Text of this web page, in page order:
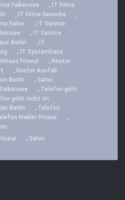
Falkensee , IT Firma
, IT Firma Gewerbe ,
Salon , IT Service
, IT Service
Berlin , IT
, IT Systemhaus
Friseur , Router
, Router Ausfall
Berlin , Salon
, Telefon geht
geht nicht im
Berlin , Telefon
Makler Friseur ,
, Salon